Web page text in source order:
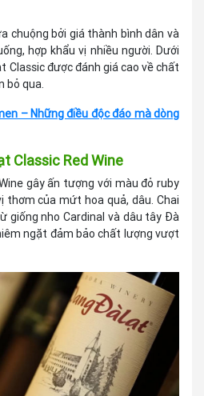
chuộng bởi giá thành bình dân và
hợp khẩu vị nhiều người. Dưới
Classic được đánh giá cao về chất
bỏ qua.
– Những điều độc đáo mà dòng
Classic Red Wine
gây ấn tượng với màu đỏ ruby
thơm của mứt hoa quả, dâu. Chai
giống nho Cardinal và dâu tây Đà
ngặt đảm bảo chất lượng vượt